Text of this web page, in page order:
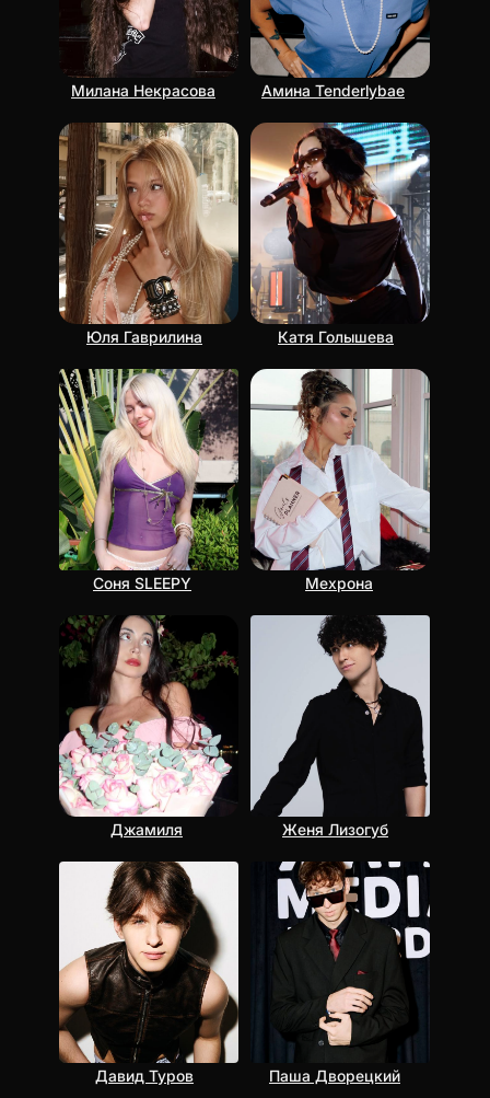
Юля Гаврилина
Амина Tenderlybae
Катя Голышева
Соня SLEEPY Мехрона
Джамиля
Милана Некрасова
Женя Лизогуб
Паша Дворецкий
Давид Туров